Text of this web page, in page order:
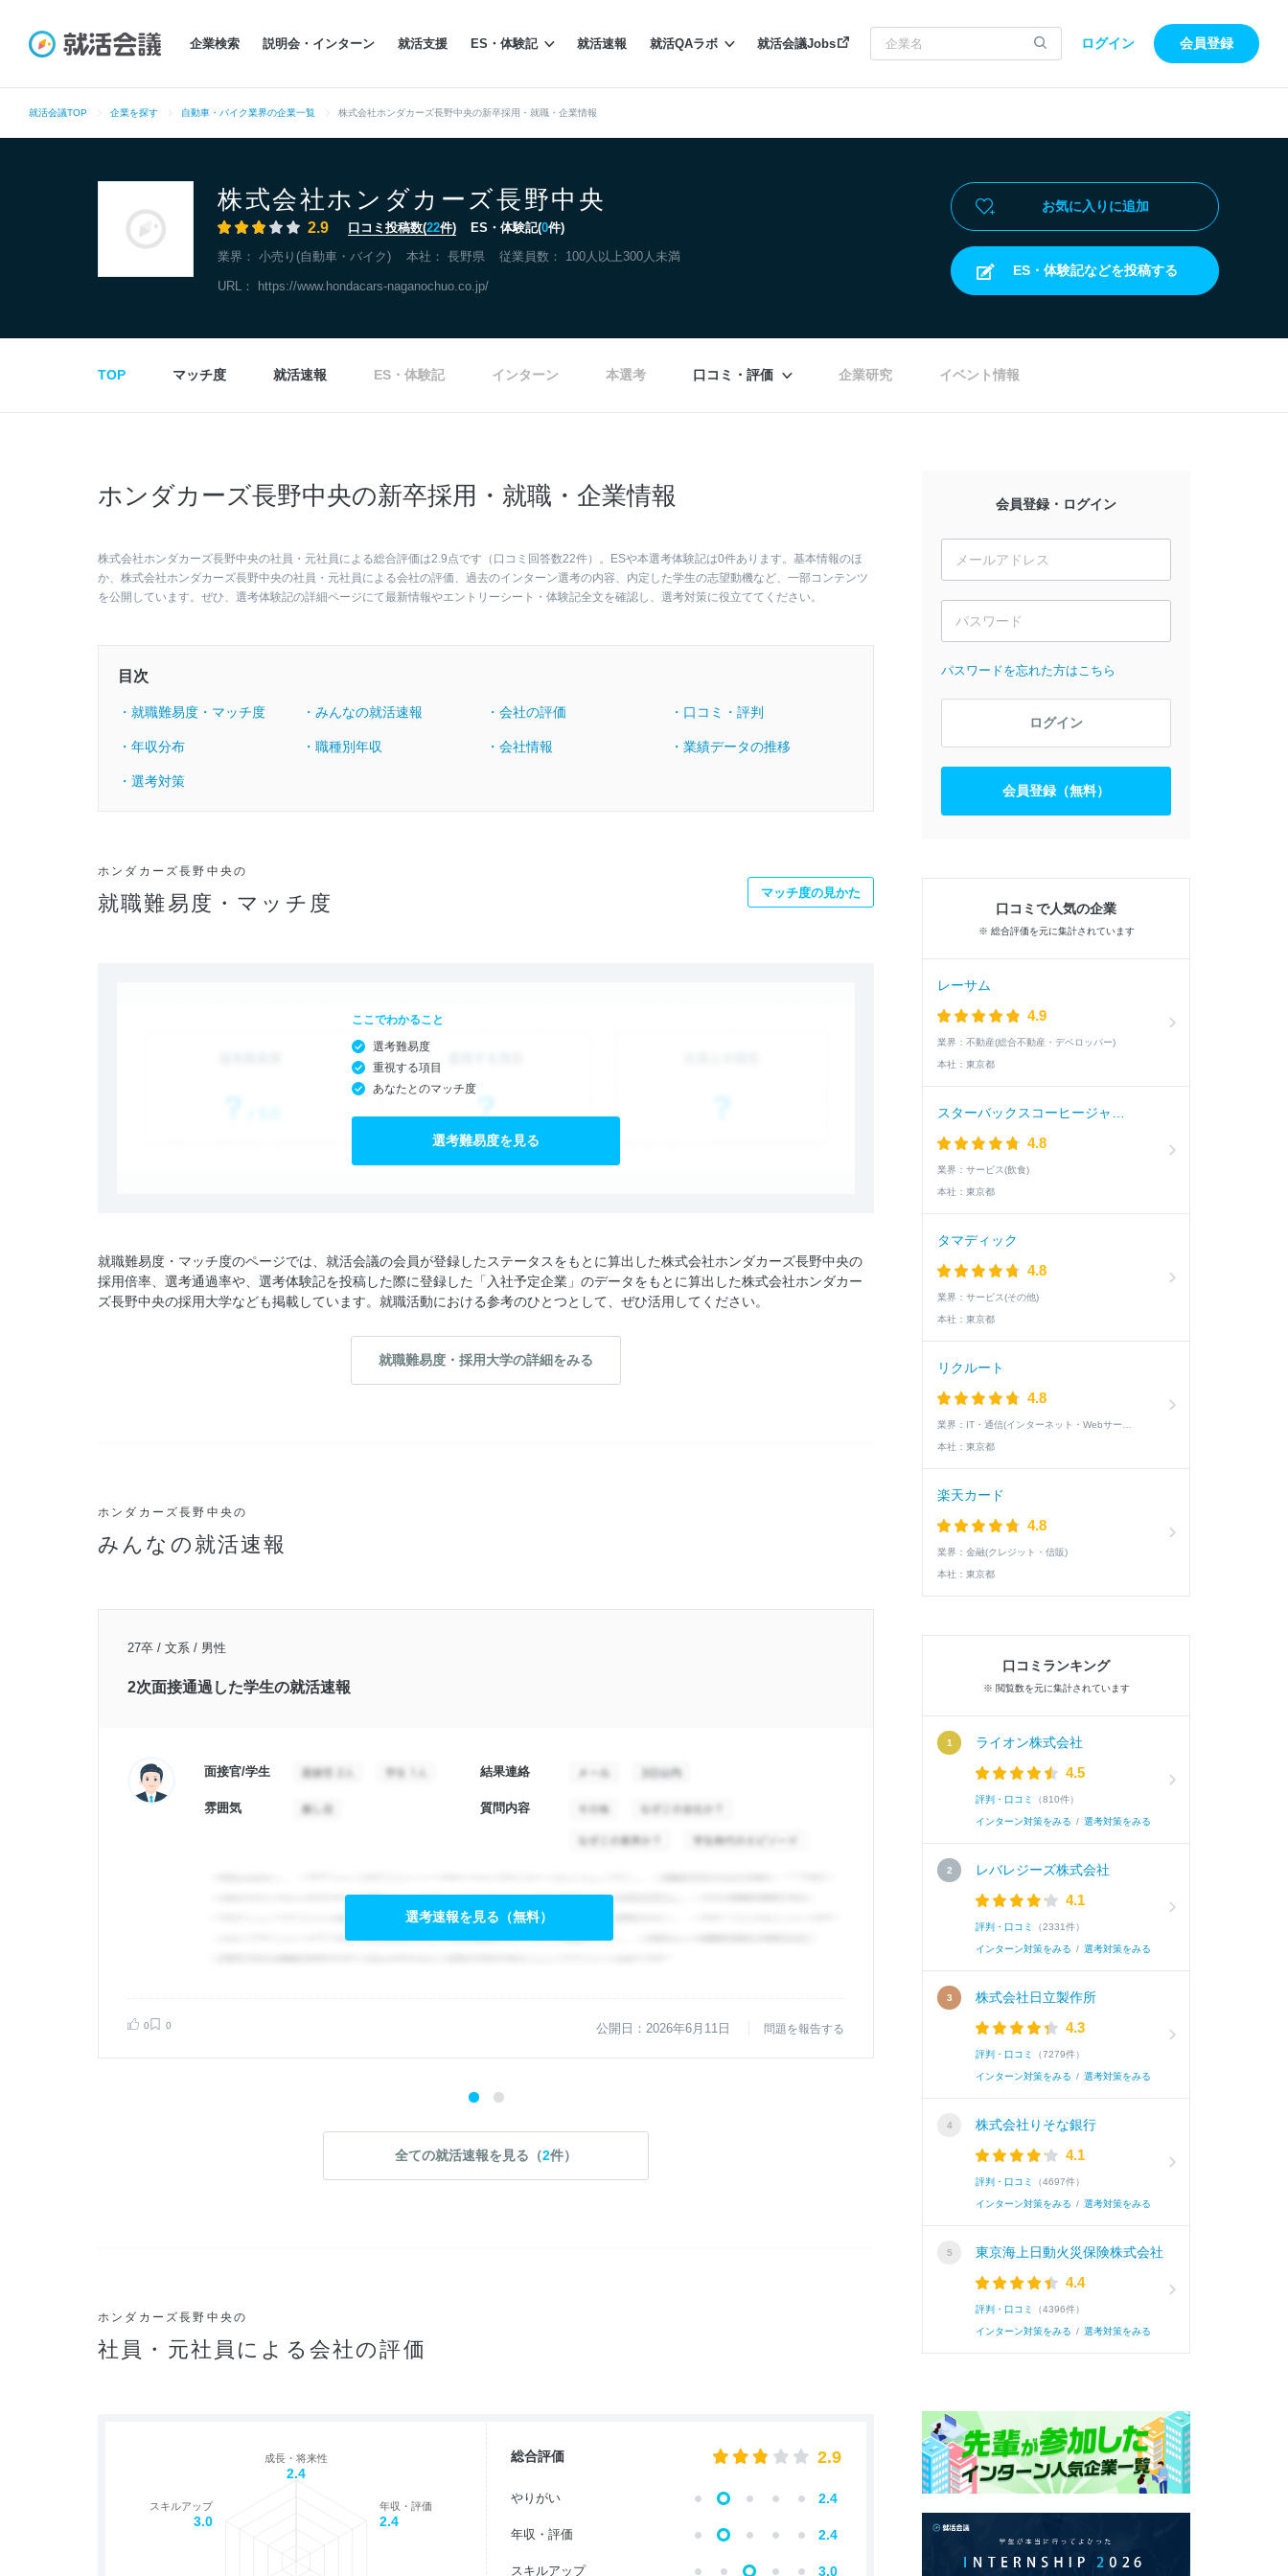
企業検索 説明会・インターン 就活支援 ES・体験記 就活速報 就活QAラボ 就活会議Jobs ログイン 会員登録
就活会議TOP 企業を探す 自動車・バイク業界の企業一覧 株式会社ホンダカーズ長野中央の新卒採用・就職・企業情報
株式会社ホンダカーズ長野中央
2.9 口コミ投稿数(22件) ES・体験記(0件)
業界： 小売り(自動車・バイク) 本社： 長野県 従業員数： 100人以上300人未満
URL： https://www.hondacars-naganochuo.co.jp/
お気に入りに追加
ES・体験記などを投稿する
TOP マッチ度 就活速報 ES・体験記 インターン 本選考 口コミ・評価 企業研究 イベント情報
ホンダカーズ長野中央の新卒採用・就職・企業情報
株式会社ホンダカーズ長野中央の社員・元社員による総合評価は2.9点です（口コミ回答数22件）。ESや本選考体験記は0件あります。基本情報のほ
か、株式会社ホンダカーズ長野中央の社員・元社員による会社の評価、過去のインターン選考の内容、内定した学生の志望動機など、一部コンテンツ
を公開しています。ぜひ、選考体験記の詳細ページにて最新情報やエントリーシート・体験記全文を確認し、選考対策に役立ててください。
目次
・就職難易度・マッチ度 ・みんなの就活速報 ・会社の評価 ・口コミ・評判
・年収分布 ・職種別年収 ・会社情報 ・業績データの推移
・選考対策
ホンダカーズ長野中央の
就職難易度・マッチ度 マッチ度の見かた
ここでわかること
選考難易度
重視する項目
あなたとのマッチ度
選考難易度を見る
就職難易度・マッチ度のページでは、就活会議の会員が登録したステータスをもとに算出した株式会社ホンダカーズ長野中央の
採用倍率、選考通過率や、選考体験記を投稿した際に登録した「入社予定企業」のデータをもとに算出した株式会社ホンダカー
ズ長野中央の採用大学なども掲載しています。就職活動における参考のひとつとして、ぜひ活用してください。
就職難易度・採用大学の詳細をみる
ホンダカーズ長野中央の
みんなの就活速報
27卒 / 文系 / 男性
2次面接通過した学生の就活速報
面接官/学生 結果連絡
雰囲気 質問内容
選考速報を見る（無料）
0 0 公開日：2026年6月11日 問題を報告する
テスト通過した学生の就活速報
テストの種類
0
全ての就活速報を見る（2件）
ホンダカーズ長野中央の
社員・元社員による会社の評価
成長・将来性
2.4
年収・評価
2.4
スキルアップ
3.0
総合評価 2.9
やりがい 2.4
年収・評価 2.4
スキルアップ 3.0
会員登録・ログイン
パスワードを忘れた方はこちら
ログイン
会員登録（無料）
口コミで人気の企業
※ 総合評価を元に集計されています
レーサム
4.9
業界： 不動産(総合不動産・デベロッパー)
本社： 東京都
4.8
業界： サービス(飲食)
本社： 東京都
タマディック
4.8
業界： サービス(その他)
本社： 東京都
リクルート
4.8
業界：
本社： 東京都
楽天カード
4.8
業界： 金融(クレジット・信販)
本社： 東京都
口コミランキング
※ 閲覧数を元に集計されています
ライオン株式会社
4.5
評判・口コミ （810件）
インターン対策をみる / 選考対策をみる
レバレジーズ株式会社
4.1
評判・口コミ （2331件）
インターン対策をみる / 選考対策をみる
株式会社日立製作所
4.3
評判・口コミ （7279件）
インターン対策をみる / 選考対策をみる
株式会社りそな銀行
4.1
評判・口コミ （4697件）
インターン対策をみる / 選考対策をみる
東京海上日動火災保険株式会社
4.4
評判・口コミ （4396件）
インターン対策をみる / 選考対策をみる